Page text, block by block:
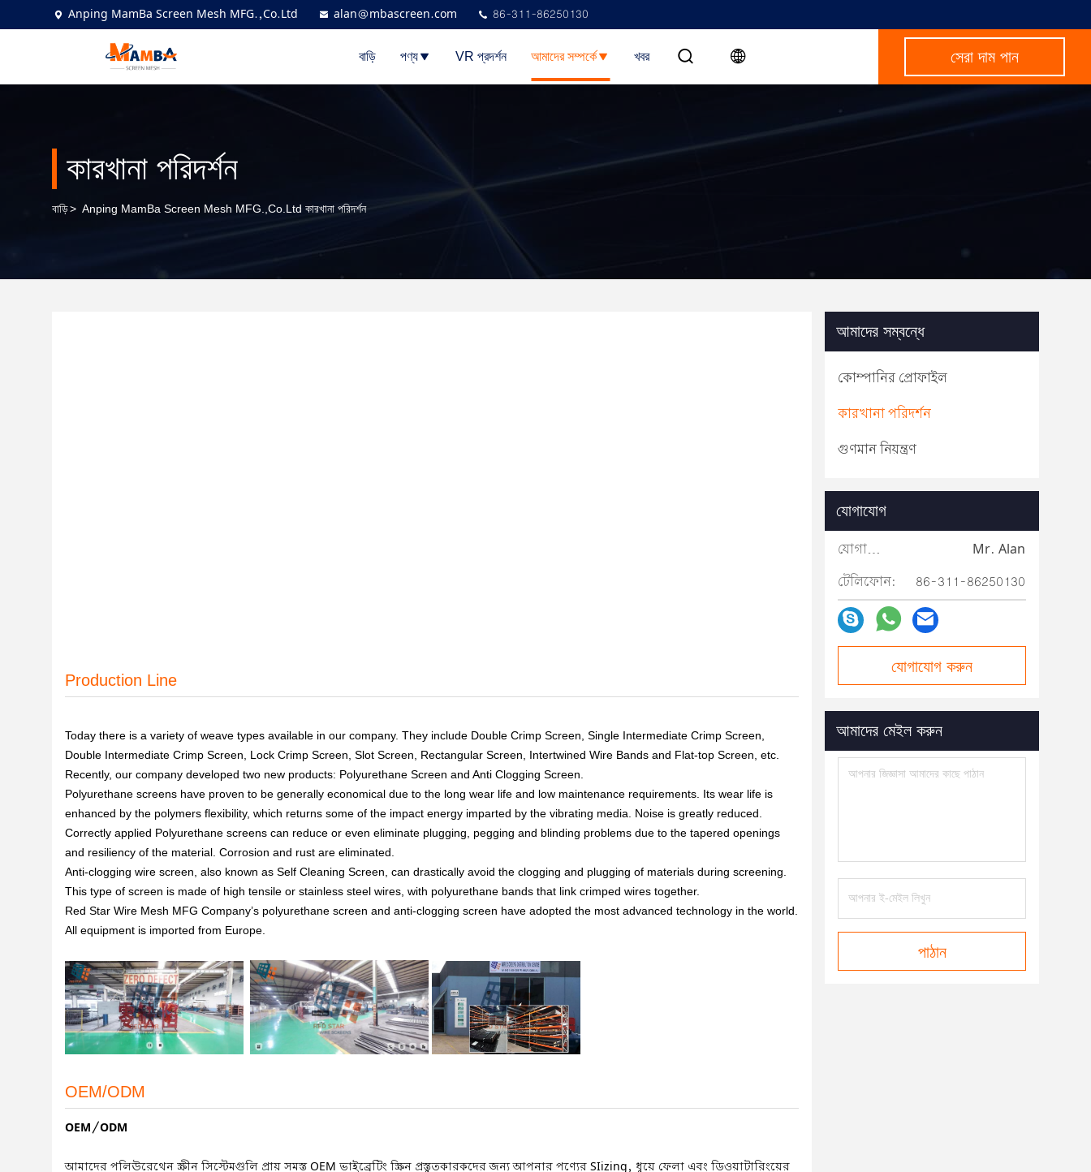
Anping MamBa Screen Mesh MFG.,Co.Ltd alan@mbascreen.com 86-311-86250130
বাড়ি পণ্য VR প্রদর্শন আমাদের সম্পর্কে খবর সেরা দাম পান
কারখানা পরিদর্শন
বাড়ি> Anping MamBa Screen Mesh MFG.,Co.Ltd কারখানা পরিদর্শন
Production Line
Today there is a variety of weave types available in our company. They include Double Crimp Screen, Single Intermediate Crimp Screen,
Double Intermediate Crimp Screen, Lock Crimp Screen, Slot Screen, Rectangular Screen, Intertwined Wire Bands and Flat-top Screen, etc.
Recently, our company developed two new products: Polyurethane Screen and Anti Clogging Screen.
Polyurethane screens have proven to be generally economical due to the long wear life and low maintenance requirements. Its wear life is
enhanced by the polymers flexibility, which returns some of the impact energy imparted by the vibrating media. Noise is greatly reduced.
Correctly applied Polyurethane screens can reduce or even eliminate plugging, pegging and blinding problems due to the tapered openings
and resiliency of the material. Corrosion and rust are eliminated.
Anti-clogging wire screen, also known as Self Cleaning Screen, can drastically avoid the clogging and plugging of materials during screening.
This type of screen is made of high tensile or stainless steel wires, with polyurethane bands that link crimped wires together.
Red Star Wire Mesh MFG Company’s polyurethane screen and anti-clogging screen have adopted the most advanced technology in the world.
All equipment is imported from Europe.
OEM/ODM
OEM/ODM
আমাদের পলিউরেথেন স্ক্রীন সিস্টেমগুলি প্রায় সমস্ত OEM ভাইব্রেটিং স্ক্রিন প্রস্তুতকারকদের জন্য আপনার পণ্যের SIizing, ধুয়ে ফেলা এবং ডিওয়াটারিংয়ের
আমাদের সম্বন্ধে
কোম্পানির প্রোফাইল
কারখানা পরিদর্শন
গুণমান নিয়ন্ত্রণ
যোগাযোগ
যোগাযোগ:
Mr. Alan
টেলিফোন:
86-311-86250130
যোগাযোগ করুন
আমাদের মেইল ​​করুন
পাঠান